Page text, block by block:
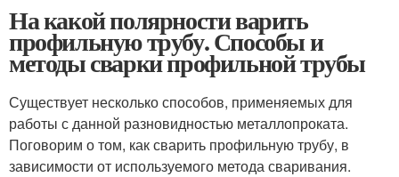
На какой полярности варить
профильную трубу. Способы и
методы сварки профильной трубы
Существует несколько способов, применяемых для
работы с данной разновидностью металлопроката.
Поговорим о том, как сварить профильную трубу, в
зависимости от используемого метода сваривания.